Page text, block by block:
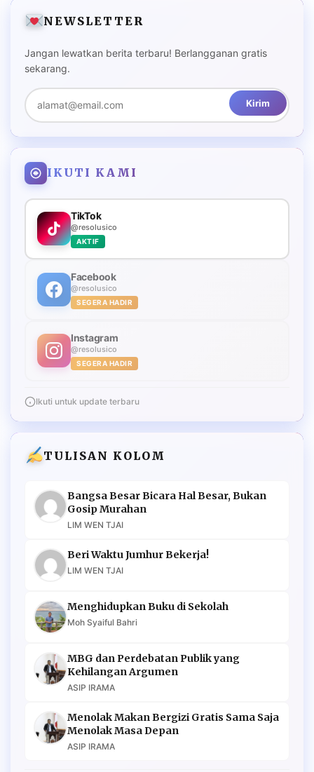
NEWSLETTER
Jangan lewatkan berita terbaru! Berlangganan gratis
sekarang.
Kirim
IKUTI KAMI
TikTok
@resolusico
AKTIF
Facebook
@resolusico
SEGERA HADIR
Instagram
@resolusico
SEGERA HADIR
Ikuti untuk update terbaru
TULISAN KOLOM
Bangsa Besar Bicara Hal Besar, Bukan
Gosip Murahan
LIM WEN TJAI
Beri Waktu Jumhur Bekerja!
LIM WEN TJAI
Menghidupkan Buku di Sekolah
Moh Syaiful Bahri
MBG dan Perdebatan Publik yang
Kehilangan Argumen
ASIP IRAMA
Menolak Makan Bergizi Gratis Sama Saja
Menolak Masa Depan
ASIP IRAMA